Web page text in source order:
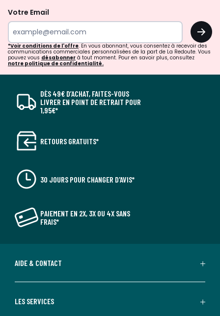
Votre Email
OK
*Voir conditions de l'offre. En vous abonnant, vous consentez à recevoir des
communications commerciales personnalisées de la part de La Redoute. Vous
pouvez vous désabonner à tout moment. Pour en savoir plus, consultez
notre politique de confidentialité.
DÈS 49€ D’ACHAT, FAITES-VOUS
LIVRER EN POINT DE RETRAIT POUR
1,95€*
RETOURS GRATUITS*
30 JOURS POUR CHANGER D'AVIS*
PAIEMENT EN 2X, 3X OU 4X SANS
FRAIS*
AIDE & CONTACT
LES SERVICES